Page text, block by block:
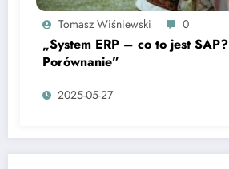
Tomasz Wiśniewski 0
„System ERP – co to jest SAP?
Porównanie”
2025-05-27